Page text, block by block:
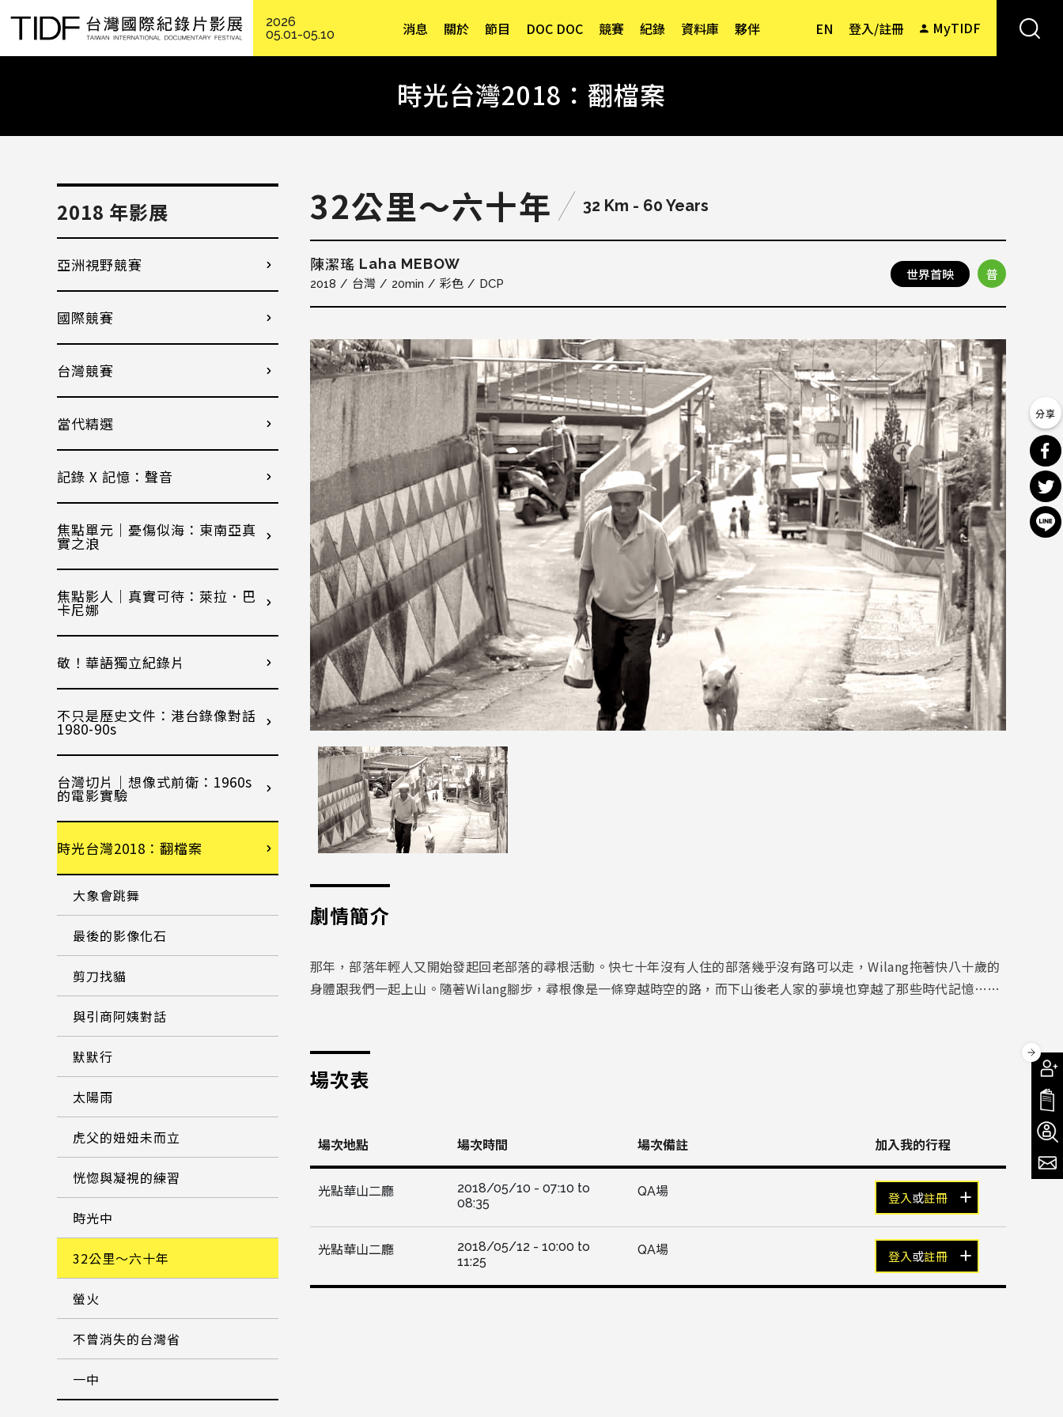
2026
05.01-05.10
EN 登入/註冊 MyTIDF
消息 關於 節目 DOC DOC 競賽 紀錄 資料庫 夥伴
時光台灣2018：翻檔案
32公里～六十年 32 Km - 60 Years
陳潔瑤 Laha MEBOW
2018 台灣 20min 彩色 DCP
世界首映 普
劇情簡介
那年，部落年輕人又開始發起回老部落的尋根活動。快七十年沒有人住的部落幾乎沒有路可以走，Wilang拖著快八十歲的
身體跟我們一起上山。隨著Wilang腳步，尋根像是一條穿越時空的路，而下山後老人家的夢境也穿越了那些時代記憶……
場次表
場次地點 場次時間 場次備註 加入我的行程
光點華山二廳 2018/05/10 - 07:10 to
08:35
QA場 登入或註冊
光點華山二廳 2018/05/12 - 10:00 to
11:25
QA場 登入或註冊
2018 年影展
亞洲視野競賽
國際競賽
台灣競賽
當代精選
記錄 X 記憶：聲音
焦點單元｜憂傷似海：東南亞真
實之浪
焦點影人｜真實可待：萊拉．巴
卡尼娜
敬！華語獨立紀錄片
不只是歷史文件：港台錄像對話
1980-90s
台灣切片｜想像式前衛：1960s
的電影實驗
時光台灣2018：翻檔案
大象會跳舞
最後的影像化石
剪刀找貓
與引商阿姨對話
默默行
太陽雨
虎父的妞妞未而立
恍惚與凝視的練習
時光中
32公里～六十年
螢火
不曾消失的台灣省
一中